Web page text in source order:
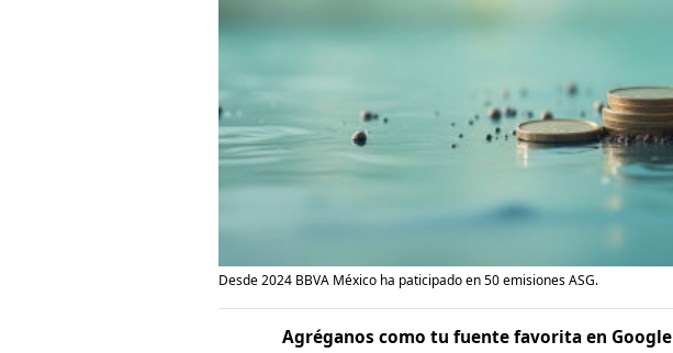
Desde 2024 BBVA México ha paticipado en 50 emisiones ASG.
Agréganos como tu fuente favorita en Google